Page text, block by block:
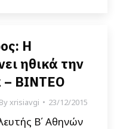
Η
ηθικά την
– ΒΙΝΤΕΟ
Byxrisiavgi 23/12/2015
Β΄ Αθηνών